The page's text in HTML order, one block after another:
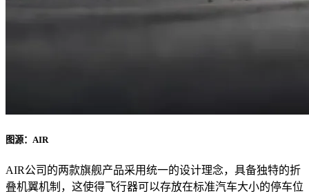
图源：AIR
AIR公司的两款旗舰产品采用统一的设计理念，具备独特的折
叠机翼机制，这使得飞行器可以存放在标准汽车大小的停车位